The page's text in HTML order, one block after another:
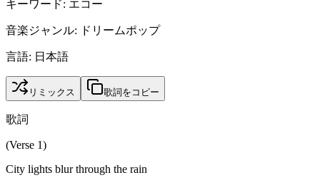
キーワード: エコー
音楽ジャンル: ドリームポップ
言語: 日本語
リミックス 歌詞をコピー
歌詞
(Verse 1)
City lights blur through the rain